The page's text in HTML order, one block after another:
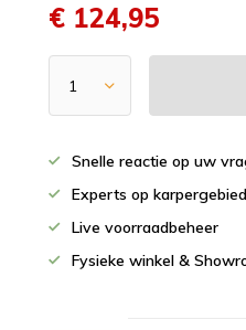
€ 124,95
Snelle reactie op uw
Experts op
Live voorraadbeheer
Fysieke winkel &